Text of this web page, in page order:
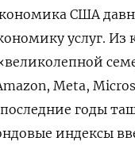
США
услуг.
Meta,
годы
индексы